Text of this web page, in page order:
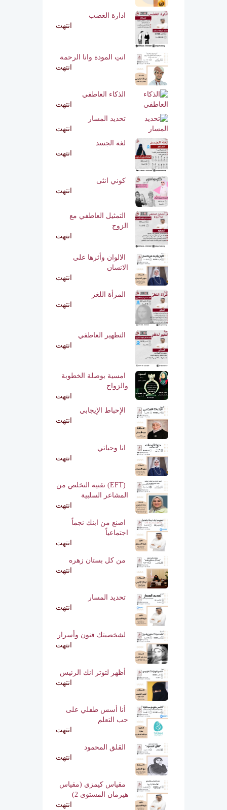
ادارة الغضب
انتهت
انتِ المودة وانا الرحمة
انتهت
الذكاء العاطفي
انتهت
تحديد المسار
انتهت
لغة الجسد
انتهت
كوني انثى
انتهت
التمثيل العاطفي مع
الزوج
انتهت
الالوان وأثرها على
الانسان
انتهت
المرأة اللغز
انتهت
التطهير العاطفي
انتهت
امسية بوصلة الخطوبة
والزواج
انتهت
الإحباط الإيجابي
انتهت
انا وحياتي
انتهت
(EFT) تقنية التخلص من
المشاعر السلبية
انتهت
اصنع من ابنك نجماً
اجتماعياً
انتهت
من كل بستان زهره
انتهت
تحديد المسار
انتهت
لشخصيتك فنون وأسرار
انتهت
أظهر لتوتر انك الرئيس
انتهت
أنا أسس طفلي على
حب التعلم
انتهت
القلق المحمود
انتهت
مقياس كيمزي (مقياس
هيرمان المستوى 2)
انتهت